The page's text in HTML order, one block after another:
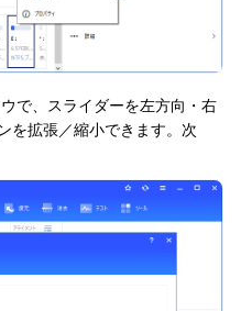
で、スライダーを左方向・右
を拡張／縮小できます。次